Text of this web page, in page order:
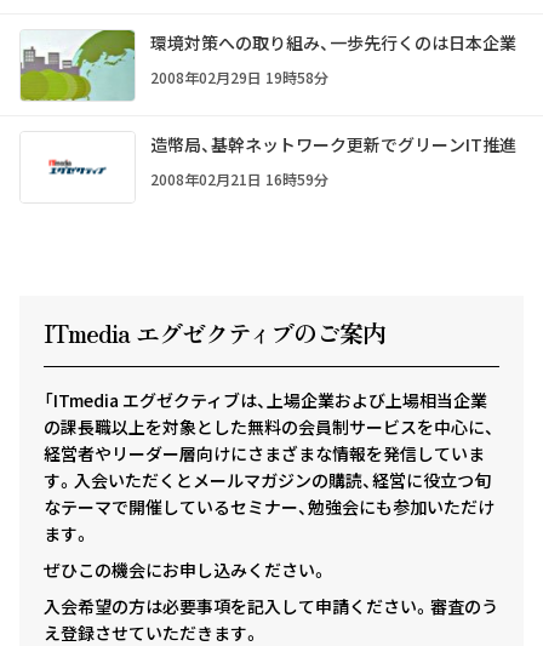
環境対策への取り組み、一歩先行くのは日本企業
2008年02月29日 19時58分
造幣局、基幹ネットワーク更新でグリーンIT推進
2008年02月21日 16時59分
ITmedia エグゼクティ ブのご案内
「ITmedia エグゼクティブは、上場企業および上場相当企業
の課長職以上を対象とした無料の会員制サービスを中心に、
経営者やリーダー層向けにさまざまな情報を発信していま
す。入会いただくとメールマガジンの購読、経営に役立つ旬
なテーマで開催しているセミナー、勉強会にも参加いただけ
ます。
ぜひこの機会にお申し込みください。
入会希望の方は必要事項を記入して申請ください。審査のう
え登録させていただきます。